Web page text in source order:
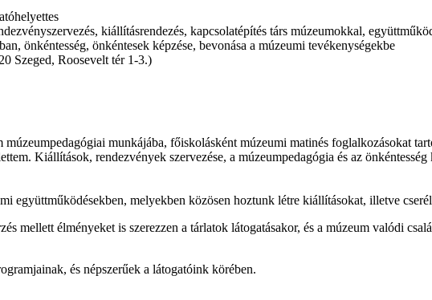
kiállításrendezés, kapcsolatépítés társ múzeumokkal,
önkéntesség, önkéntesek képzése, bevonása a múzeumi tevékenységekbe
Szeged, Roosevelt tér 1-3.)
munkájába, főiskolásként múzeumi matinés foglalkozásokat
Kiállítások, rendezvények szervezése, a múzeumpedagógia és az
együttműködésekben, melyekben közösen hoztunk létre kiállításokat, illetve
mellett élményeket is szerezzen a tárlatok látogatásakor, és a múzeum valódi
és népszerűek a látogatóink körében.